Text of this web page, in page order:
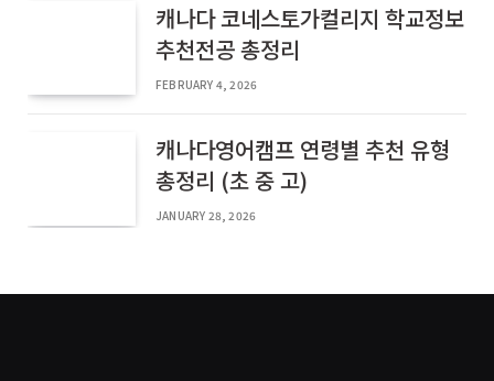
캐나다 코네스토가컬리지 학교정보
추천전공 총정리
FEBRUARY 4, 2026
캐나다영어캠프 연령별 추천 유형
총정리 (초 중 고)
JANUARY 28, 2026